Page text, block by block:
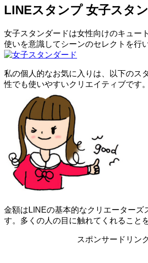
LINEスタンプ 女子スタ
女子スタンダードは女性向けのキュー
使いを意識してシーンのセレクトを行
私の個人的なお気に入りは、以下のス
性でも使いやすいクリエイティブです。
金額はLINEの基本的なクリエーターズ
す。多くの人の目に触れてくれること
スポンサードリン